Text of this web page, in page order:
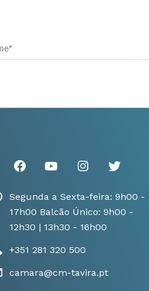
Segunda a Sexta-feira: 9h00 -
17h00 Balcão Único: 9h00 -
12h30 | 13h30 - 16h00
+351 281 320 500
camara@cm-tavira.pt